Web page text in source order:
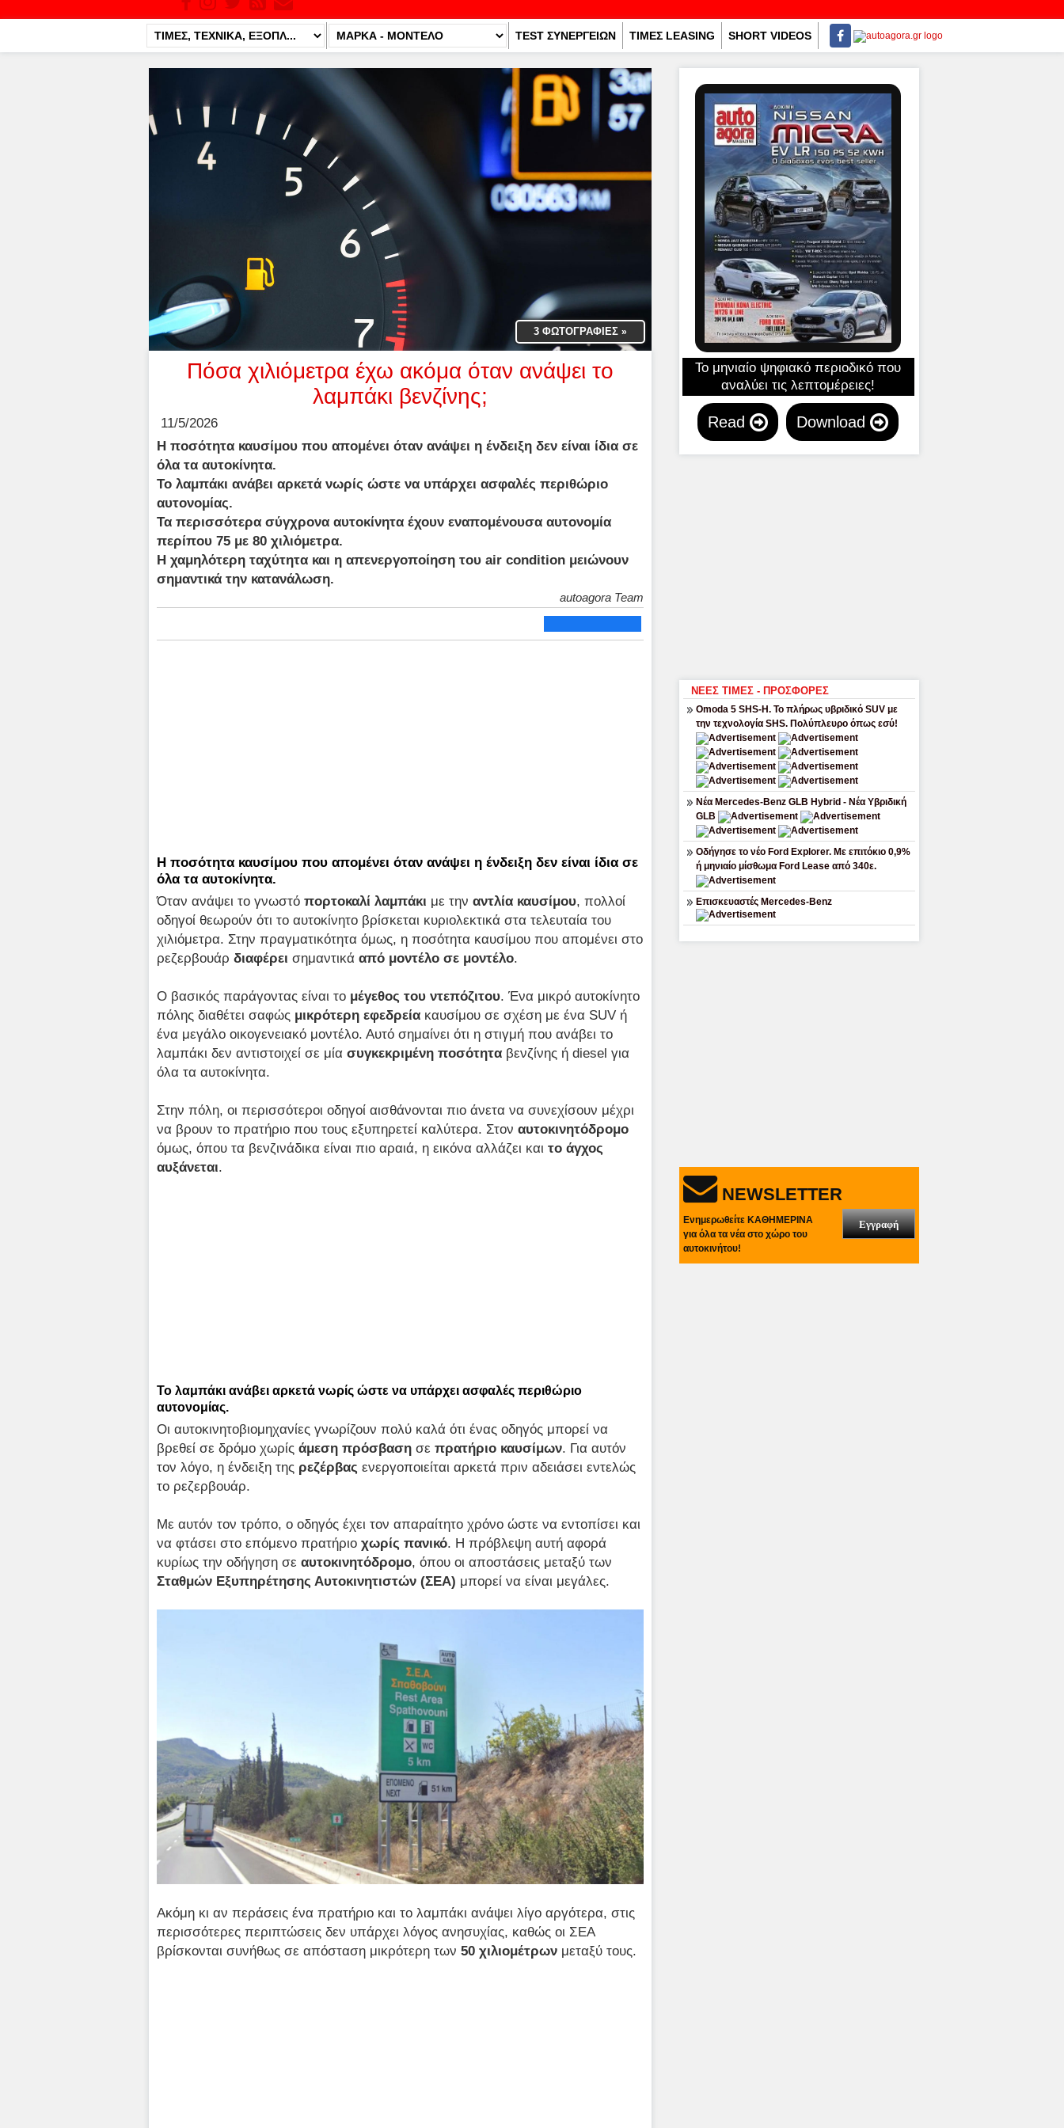
TEST ΣΥΝΕΡΓΕΙΩΝ ΤΙΜΕΣ LEASING SHORT VIDEOS
3 ΦΩΤΟΓΡΑΦΙΕΣ»
Πόσα χιλιόμετρα έχω ακόμα όταν ανάψει το
λαμπάκι βενζίνης;
11/5/2026
Η ποσότητα καυσίμου που απομένει όταν ανάψει η ένδειξη δεν είναι ίδια σε
όλα τα αυτοκίνητα.
Το λαμπάκι ανάβει αρκετά νωρίς ώστε να υπάρχει ασφαλές περιθώριο
αυτονομίας.
Τα περισσότερα σύγχρονα αυτοκίνητα έχουν εναπομένουσα αυτονομία
περίπου 75 με 80 χιλιόμετρα.
Η χαμηλότερη ταχύτητα και η απενεργοποίηση του air condition μειώνουν
σημαντικά την κατανάλωση.
autoagora Team
Η ποσότητα καυσίμου που απομένει όταν ανάψει η ένδειξη δεν είναι ίδια σε
όλα τα αυτοκίνητα.
Όταν ανάψει το γνωστό πορτοκαλί λαμπάκι με την αντλία καυσίμου, πολλοί
οδηγοί θεωρούν ότι το αυτοκίνητο βρίσκεται κυριολεκτικά στα τελευταία του
χιλιόμετρα. Στην πραγματικότητα όμως, η ποσότητα καυσίμου που απομένει στο
ρεζερβουάρ διαφέρει σημαντικά από μοντέλο σε μοντέλο.
Ο βασικός παράγοντας είναι το μέγεθος του ντεπόζιτου. Ένα μικρό αυτοκίνητο
πόλης διαθέτει σαφώς μικρότερη εφεδρεία καυσίμου σε σχέση με ένα SUV ή
ένα μεγάλο οικογενειακό μοντέλο. Αυτό σημαίνει ότι η στιγμή που ανάβει το
λαμπάκι δεν αντιστοιχεί σε μία συγκεκριμένη ποσότητα βενζίνης ή diesel για
όλα τα αυτοκίνητα.
Στην πόλη, οι περισσότεροι οδηγοί αισθάνονται πιο άνετα να συνεχίσουν μέχρι
να βρουν το πρατήριο που τους εξυπηρετεί καλύτερα. Στον αυτοκινητόδρομο
όμως, όπου τα βενζινάδικα είναι πιο αραιά, η εικόνα αλλάζει και το άγχος
αυξάνεται.
Το λαμπάκι ανάβει αρκετά νωρίς ώστε να υπάρχει ασφαλές περιθώριο
αυτονομίας.
Οι αυτοκινητοβιομηχανίες γνωρίζουν πολύ καλά ότι ένας οδηγός μπορεί να
βρεθεί σε δρόμο χωρίς άμεση πρόσβαση σε πρατήριο καυσίμων. Για αυτόν
τον λόγο, η ένδειξη της ρεζέρβας ενεργοποιείται αρκετά πριν αδειάσει εντελώς
το ρεζερβουάρ.
Με αυτόν τον τρόπο, ο οδηγός έχει τον απαραίτητο χρόνο ώστε να εντοπίσει και
να φτάσει στο επόμενο πρατήριο χωρίς πανικό. Η πρόβλεψη αυτή αφορά
κυρίως την οδήγηση σε αυτοκινητόδρομο, όπου οι αποστάσεις μεταξύ των
Σταθμών Εξυπηρέτησης Αυτοκινητιστών (ΣΕΑ) μπορεί να είναι μεγάλες.
Ακόμη κι αν περάσεις ένα πρατήριο και το λαμπάκι ανάψει λίγο αργότερα, στις
περισσότερες περιπτώσεις δεν υπάρχει λόγος ανησυχίας, καθώς οι ΣΕΑ
βρίσκονται συνήθως σε απόσταση μικρότερη των 50 χιλιομέτρων μεταξύ τους.
Το μηνιαίο ψηφιακό περιοδικό που
αναλύει τις λεπτομέρειες!
Read Download
ΝΕΕΣ ΤΙΜΕΣ - ΠΡΟΣΦΟΡΕΣ
Omoda 5 SHS-H. Το πλήρως υβριδικό SUV με
την τεχνολογία SHS. Πολύπλευρο όπως εσύ!
Νέα Mercedes-Benz GLB Hybrid - Νέα Υβριδική
GLB
Οδήγησε το νέο Ford Explorer. Με επιτόκιο 0,9%
ή μηνιαίο μίσθωμα Ford Lease από 340ε.
Επισκευαστές Mercedes-Benz
NEWSLETTER
Ενημερωθείτε ΚΑΘΗΜΕΡΙΝΑ
για όλα τα νέα στο χώρο του
αυτοκινήτου!
Εγγραφή